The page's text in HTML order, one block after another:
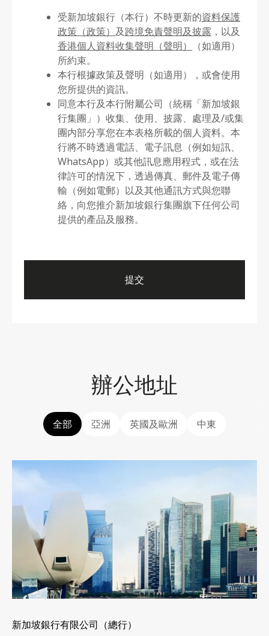
受新加坡銀行（本行）不時更新的資料保護
政策（政策） 及跨境免責聲明及披露 ，以及
香港個人資料收集聲明（聲明）
（如適用）
所約束。
本行根據政策及聲明（如適用），或會使用
您所提供的資訊。
同意本行及本行附屬公司（統稱「新加坡銀
行集團」）收集、使用、披露、處理及/或集
團内部分享您在本表格所載的個人資料。本
行將不時透過電話、電子訊息（例如短訊、
WhatsApp）或其他訊息應用程式，或在法
律許可的情況下，透過傳真、郵件及電子傳
輸（例如電郵）以及其他通訊方式與您聯
絡，向您推介新加坡銀行集團旗下任何公司
提供的產品及服務。
提交
辦公地址
全部 亞洲 英國及歐洲 中東
新加坡銀行有限公司（總行）